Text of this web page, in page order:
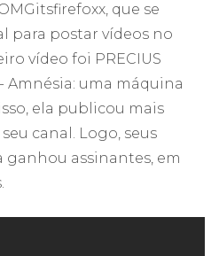
que se
para postar vídeos no
vídeo foi PRECIUS
- Amnésia: uma máquina
ela publicou mais
canal. Logo, seus
ganhou assinantes, em